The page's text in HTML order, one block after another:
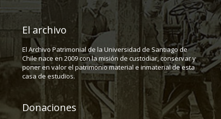
El archivo
El Archivo Patrimonial de la Universidad de Santiago de
Chile nace en 2009 con la misión de custodiar, conservar y
poner en valor el patrimonio material e inmaterial de esta
casa de estudios.
Donaciones